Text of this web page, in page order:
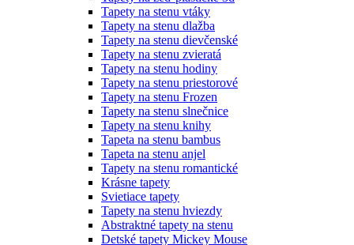
Tapety na stenu vtáky
Tapety na stenu dlažba
Tapety na stenu dievčenské
Tapety na stenu zvieratá
Tapety na stenu hodiny
Tapety na stenu priestorové
Tapety na stenu Frozen
Tapety na stenu slnečnice
Tapety na stenu knihy
Tapeta na stenu bambus
Tapeta na stenu anjel
Tapety na stenu romantické
Krásne tapety
Svietiace tapety
Tapety na stenu hviezdy
Abstraktné tapety na stenu
Detské tapety Mickey Mouse